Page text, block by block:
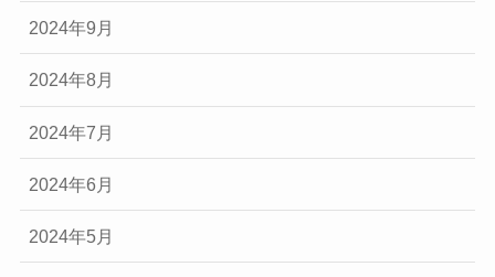
2024年9月
2024年8月
2024年7月
2024年6月
2024年5月